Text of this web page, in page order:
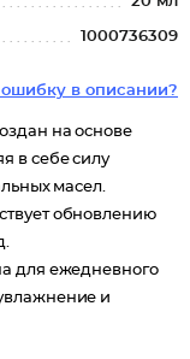
1000736309
в описании?
на основе
в себе силу
масел.
обновлению
для ежедневного
и